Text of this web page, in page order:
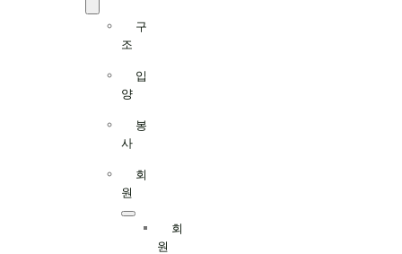
구
조
입
양
봉
사
회
원
회
원